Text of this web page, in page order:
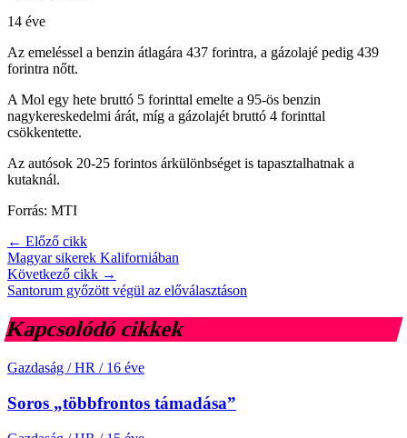
14 éve
Az emeléssel a benzin átlagára 437 forintra, a gázolajé pedig 439
forintra nőtt.
A Mol egy hete bruttó 5 forinttal emelte a 95-ös benzin
nagykereskedelmi árát, míg a gázolajét bruttó 4 forinttal
csökkentette.
Az autósok 20-25 forintos árkülönbséget is tapasztalhatnak a
kutaknál.
Forrás: MTI
← Előző cikk
Magyar sikerek Kaliforniában
Következő cikk →
Santorum győzött végül az előválasztáson
Kapcsolódó cikkek
Gazdaság / HR / 16 éve
Soros „többfrontos támadása”